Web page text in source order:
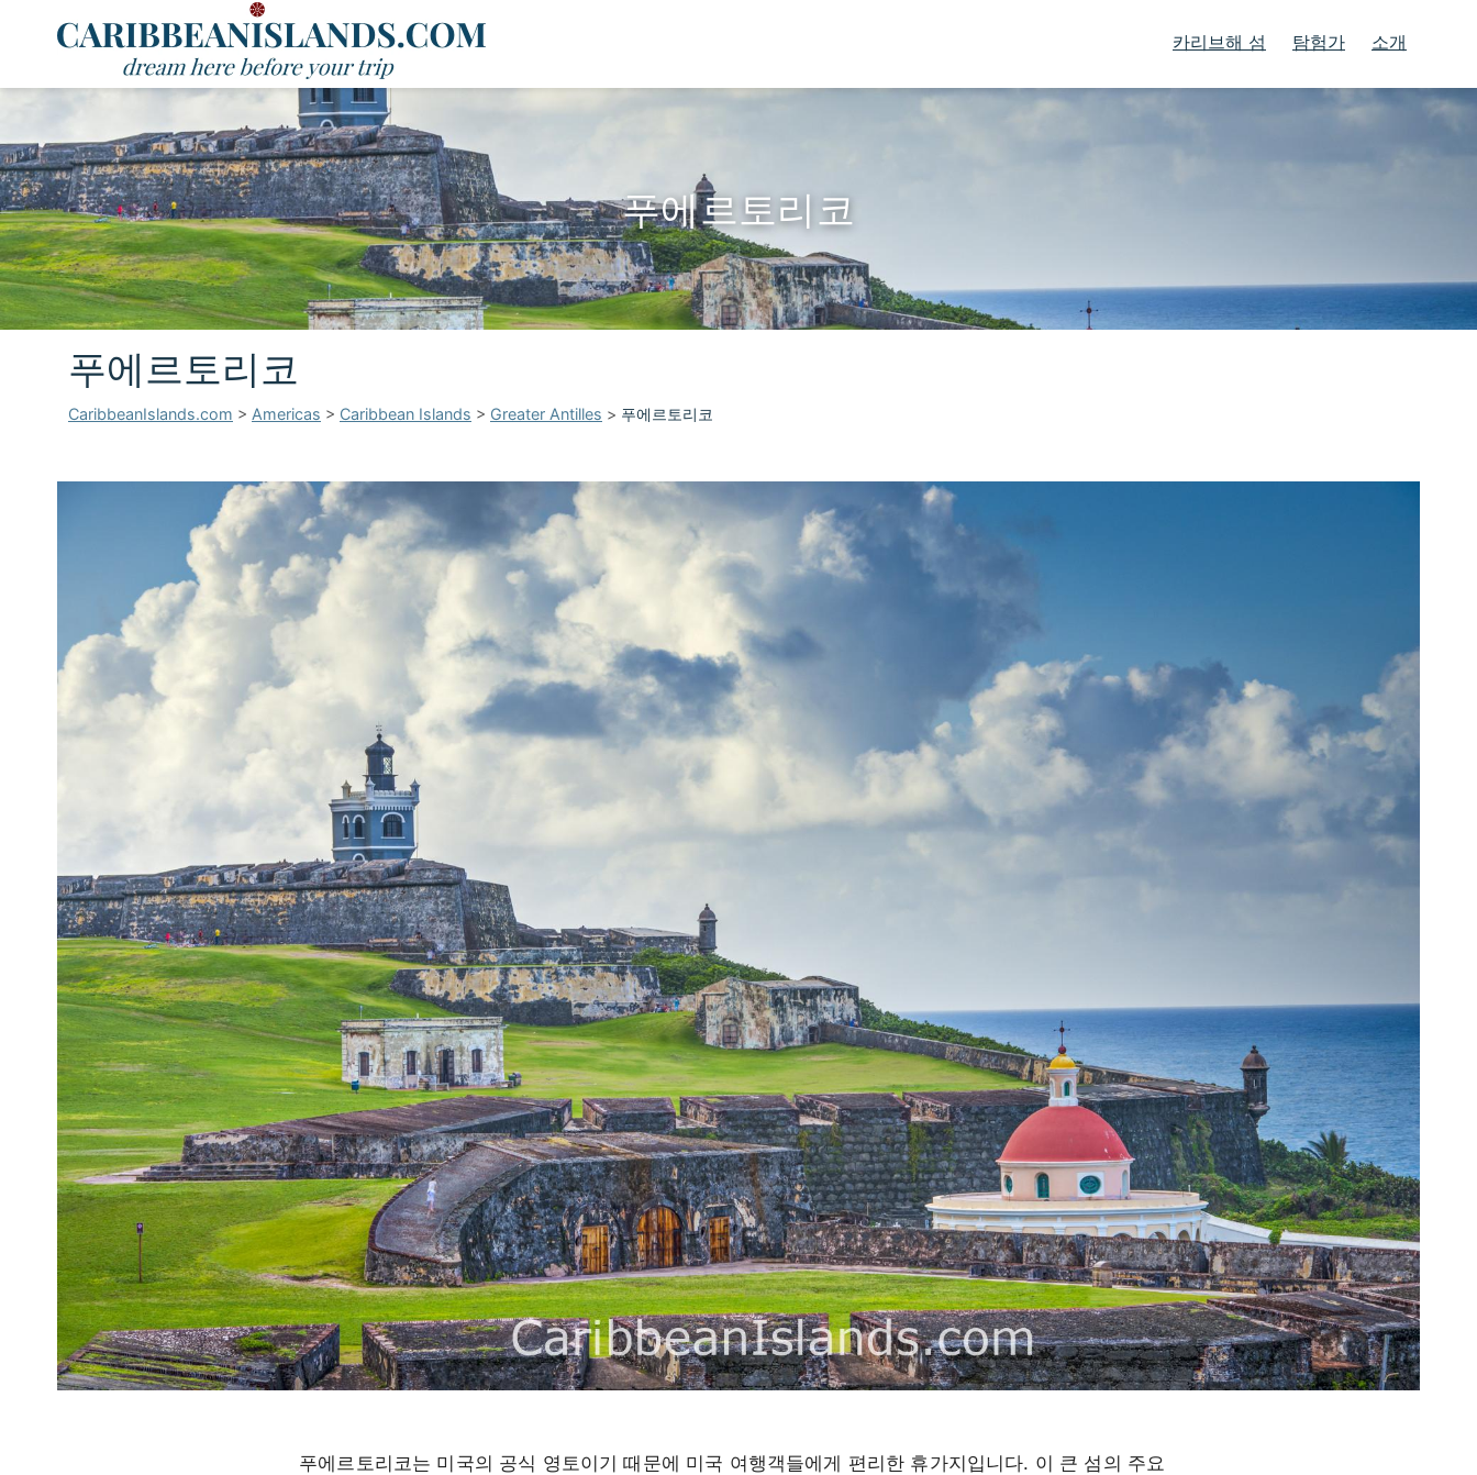
카리브해 섬 탐험가 소개
푸에르토리코
푸에르토리코
CaribbeanIslands.com > Americas > Caribbean Islands > Greater Antilles > 푸에르토리코
푸에르토리코는 미국의 공식 영토이기 때문에 미국 여행객들에게 편리한 휴가지입니다. 이 큰 섬의 주요